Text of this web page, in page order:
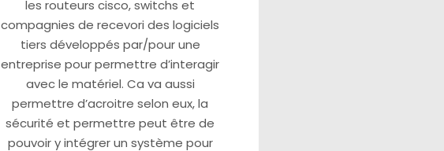
les routeurs cisco, switchs et
compagnies de recevori des logiciels
tiers développés par/pour une
entreprise pour permettre d’interagir
avec le matériel. Ca va aussi
permettre d’acroitre selon eux, la
sécurité et permettre peut être de
pouvoir y intégrer un système pour